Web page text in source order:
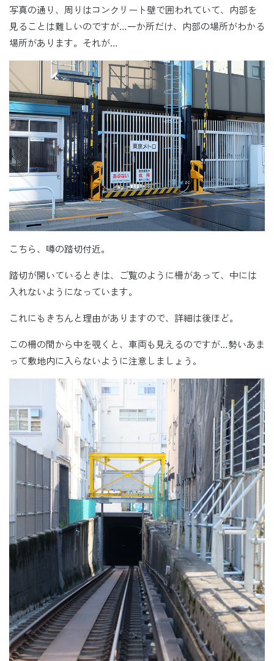
写真の通り、周りはコンクリート壁で囲われていて、内部を
見ることは難しいのですが…一か所だけ、内部の場所がわかる
場所があります。それが…
こちら、噂の踏切付近。
踏切が開いているときは、ご覧のように柵があって、中には
入れないようになっています。
これにもきちんと理由がありますので、詳細は後ほど。
この柵の間から中を覗くと、車両も見えるのですが…勢いあま
って敷地内に入らないように注意しましょう。